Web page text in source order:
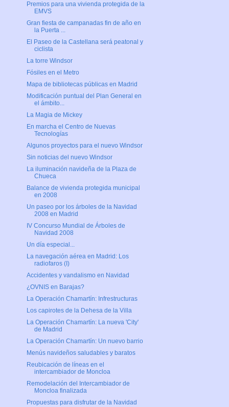
Premios para una vivienda protegida de la
EMVS
Gran fiesta de campanadas fin de año en
la Puerta ...
El Paseo de la Castellana será peatonal y
ciclista
La torre Windsor
Fósiles en el Metro
Mapa de bibliotecas públicas en Madrid
Modificación puntual del Plan General en
el ámbito...
La Magia de Mickey
En marcha el Centro de Nuevas
Tecnologías
Algunos proyectos para el nuevo Windsor
Sin noticias del nuevo Windsor
La iluminación navideña de la Plaza de
Chueca
Balance de vivienda protegida municipal
en 2008
Un paseo por los árboles de la Navidad
2008 en Madrid
IV Concurso Mundial de Árboles de
Navidad 2008
Un día especial...
La navegación aérea en Madrid: Los
radiofaros (I)
Accidentes y vandalismo en Navidad
¿OVNIS en Barajas?
La Operación Chamartín: Infrestructuras
Los capirotes de la Dehesa de la Villa
La Operación Chamartín: La nueva 'City'
de Madrid
La Operación Chamartín: Un nuevo barrio
Menús navideños saludables y baratos
Reubicación de líneas en el
intercambiador de Moncloa
Remodelación del Intercambiador de
Moncloa finalizada
Propuestas para disfrutar de la Navidad